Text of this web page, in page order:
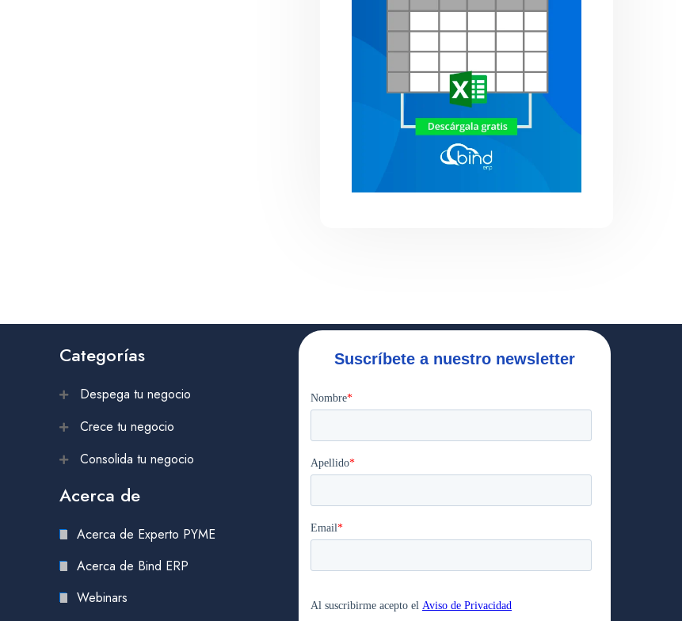
Categorías
Despega tu negocio
Crece tu negocio
Consolida tu negocio
Acerca de
Acerca de Experto PYME
Acerca de Bind ERP
Webinars
Suscríbete a nuestro newsletter